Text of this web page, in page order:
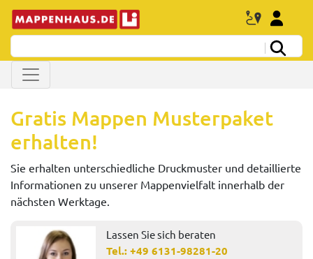
Gratis Mappen Musterpaket
erhalten!
Sie erhalten unterschiedliche Druckmuster und detaillierte
Informationen zu unserer Mappenvielfalt innerhalb der
nächsten Werktage.
Lassen Sie sich beraten
Tel.: +49 6131-98281-20